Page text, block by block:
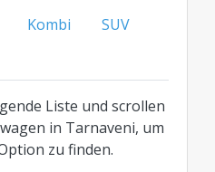
Kategorie.
Kombi
SUV
Liste und scrollen
in Tarnaveni, um
zu finden.